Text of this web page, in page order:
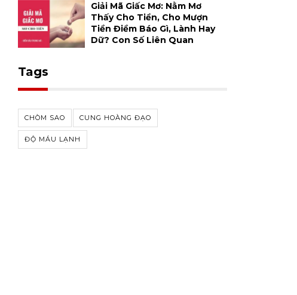
Giải Mã Giấc Mơ: Nằm Mơ
Thấy Cho Tiền, Cho Mượn
Tiền Điềm Báo Gì, Lành Hay
Dữ? Con Số Liên Quan
Tags
CHÒM SAO CUNG HOÀNG ĐẠO
ĐỘ MÁU LẠNH